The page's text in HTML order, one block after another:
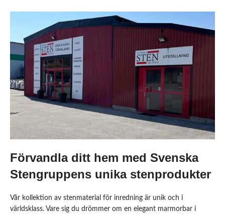
Förvandla ditt hem med Svenska
Stengruppens unika stenprodukter
Vår kollektion av stenmaterial för inredning är unik och i
världsklass. Vare sig du drömmer om en elegant marmorbar i